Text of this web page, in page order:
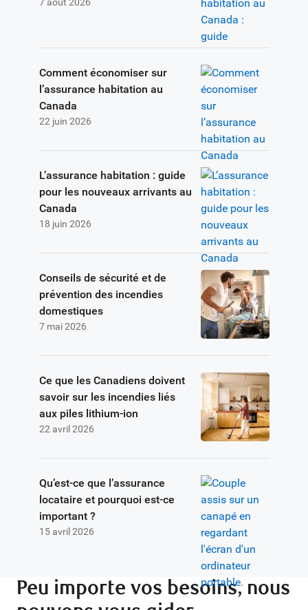
22 juin 2026
Comment économiser sur
l’assurance habitation au
Canada
18 juin 2026
L’assurance habitation : guide
pour les nouveaux arrivants au
Canada
7 mai 2026
Conseils de sécurité et de
prévention des incendies
domestiques
22 avril 2026
Ce que les Canadiens doivent
savoir sur les incendies liés
aux piles lithium-ion
15 avril 2026
Qu’est-ce que l’assurance
locataire et pourquoi est-ce
important ?
Peu importe vos besoins, nous